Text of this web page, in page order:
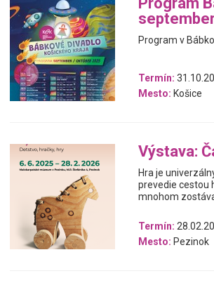
Program v
Termín:
Mesto: Košice
Výstava:
Hra je
prevedie cestou
mnohom
Termín:
Mesto: Pezinok